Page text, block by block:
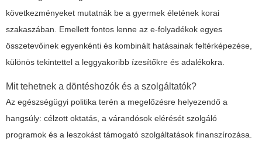
következményeket mutatnák be a gyermek életének korai
szakaszában. Emellett fontos lenne az e-folyadékok egyes
összetevőinek egyenkénti és kombinált hatásainak feltérképezése,
különös tekintettel a leggyakoribb ízesítőkre és adalékokra.
Mit tehetnek a döntéshozók és a szolgáltatók?
Az egészségügyi politika terén a megelőzésre helyezendő a
hangsúly: célzott oktatás, a várandósok elérését szolgáló
programok és a leszokást támogató szolgáltatások finanszírozása.